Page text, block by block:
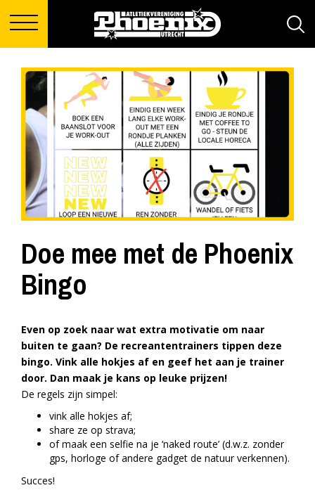
Doe mee met de Phoenix
Bingo
Even op zoek naar wat extra motivatie om naar
buiten te gaan? De recreantentrainers tippen deze
bingo. Vink alle hokjes af en geef het aan je trainer
door. Dan maak je kans op leuke prijzen!
De regels zijn simpel:
vink alle hokjes af;
share ze op strava;
of maak een selfie na je ‘naked route’ (d.w.z. zonder
gps, horloge of andere gadget de natuur verkennen).
Succes!